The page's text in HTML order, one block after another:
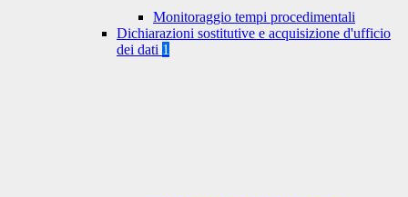
Monitoraggio tempi procedimentali
Dichiarazioni sostitutive e acquisizione d'ufficio
dei dati 1